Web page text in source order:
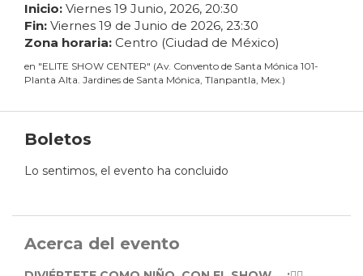
Inicio: Viernes 19 Junio, 2026, 20:30
Fin: Viernes 19 de Junio de 2026, 23:30
Zona horaria: Centro (Ciudad de México)
en "ELITE SHOW CENTER" (Av. Convento de Santa Mónica 101-
Planta Alta. Jardines de Santa Mónica, Tlanpantla, Mex.)
Boletos
Lo sentimos, el evento ha concluido
Acerca del evento